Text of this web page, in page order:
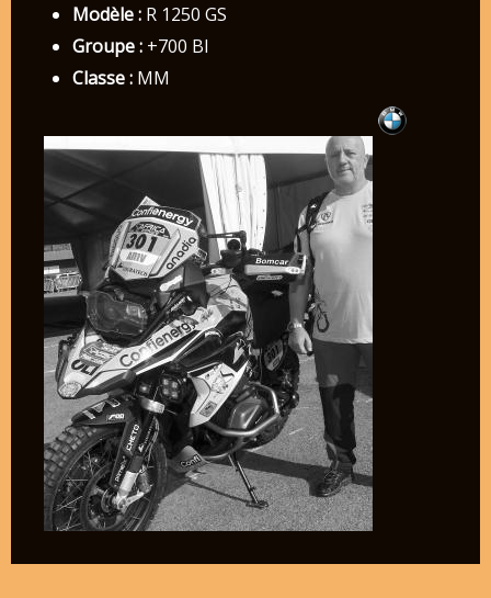
Modèle :R 1250 GS
Groupe :+700 BI
Classe :MM